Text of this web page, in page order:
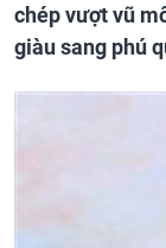
chép vượt vũ
giàu sang phú